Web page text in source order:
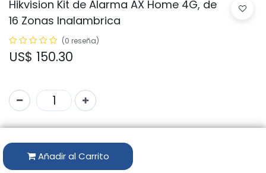
Hikvision Kit de Alarma AX Home 4G, de
16 Zonas Inalambrica
(0 reseña)
US$ 150.30
Añadir al Carrito
Código:
Marca:HIKVISION